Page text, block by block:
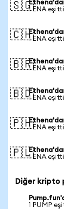
🇸🇬1 ENA
🇨🇭1 ENA
🇧🇷1 ENA
🇧🇩1 ENA
🇵🇭1 ENA
🇵🇱1 ENA
Diğer kripto
1 PUMP